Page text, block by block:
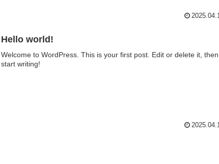
Hello world!
Welcome to WordPress. This is your first post. Edit or delete it, then
start writing!